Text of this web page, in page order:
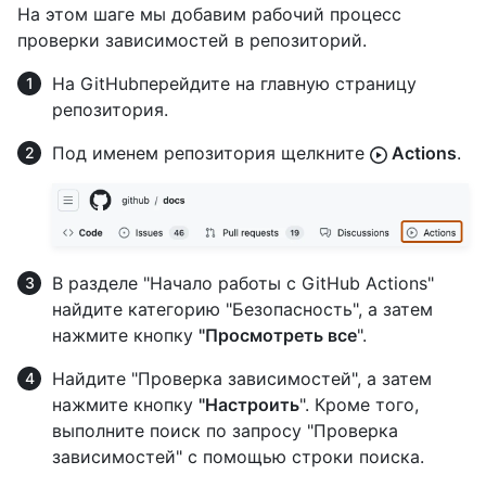
На этом шаге мы добавим рабочий процесс
проверки зависимостей в репозиторий.
На GitHubперейдите на главную страницу
репозитория.
Под именем репозитория щелкните
Actions.
В разделе "Начало работы с GitHub Actions"
найдите категорию "Безопасность", а затем
нажмите кнопку "Просмотреть все".
Найдите "Проверка зависимостей", а затем
нажмите кнопку "Настроить". Кроме того,
выполните поиск по запросу "Проверка
зависимостей" с помощью строки поиска.